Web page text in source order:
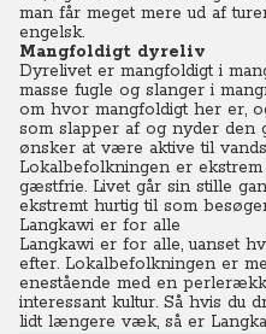
man får meget mere ud af
engelsk.
Mangfoldigt dyreliv
Dyrelivet er mangfoldigt i
masse fugle og slanger i
om hvor mangfoldigt her er,
som slapper af og nyder den
ønsker at være aktive til
Lokalbefolkningen er
gæstfrie. Livet går sin stille
ekstremt hurtig til som
Langkawi er for alle
Langkawi er for alle, uanset
efter. Lokalbefolkningen er
enestående med en
interessant kultur. Så hvis du
lidt længere væk, så er